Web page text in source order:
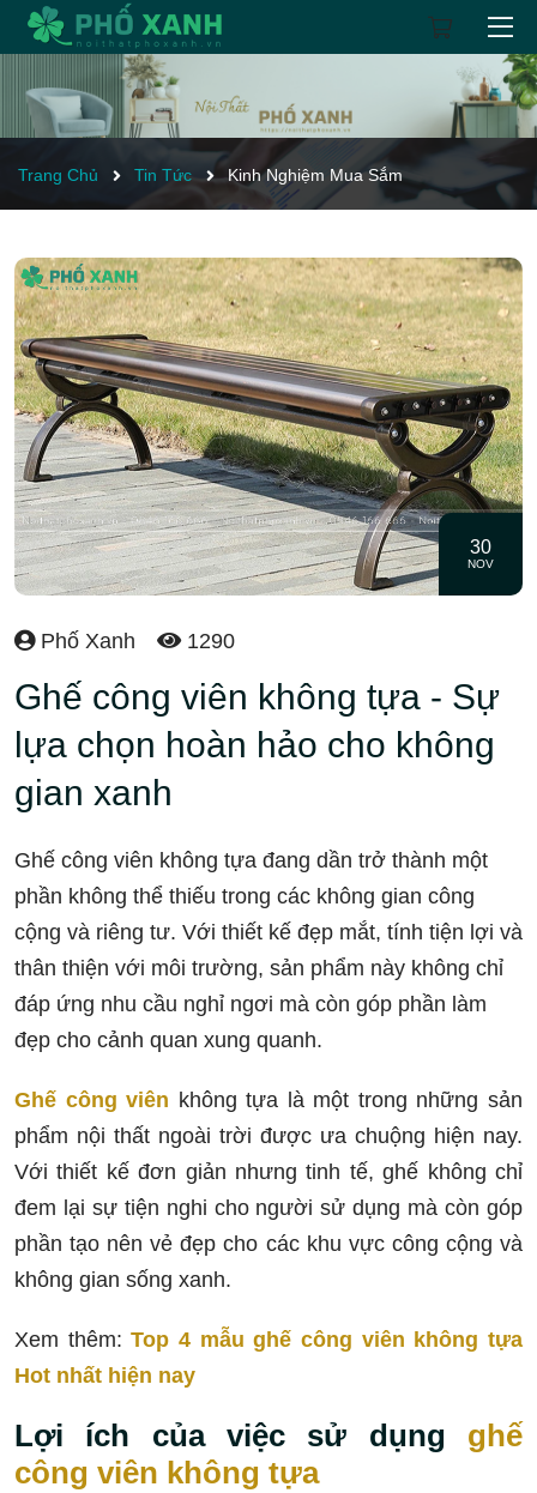
Trang Chủ Tin Tức Kinh Nghiệm Mua Sắm
30
NOV
Phố Xanh 1290
Ghế công viên không tựa - Sự
lựa chọn hoàn hảo cho không
gian xanh
Ghế công viên không tựa đang dần trở thành một
phần không thể thiếu trong các không gian công
cộng và riêng tư. Với thiết kế đẹp mắt, tính tiện lợi và
thân thiện với môi trường, sản phẩm này không chỉ
đáp ứng nhu cầu nghỉ ngơi mà còn góp phần làm
đẹp cho cảnh quan xung quanh.
Ghế công viên không tựa là một trong những sản
phẩm nội thất ngoài trời được ưa chuộng hiện nay.
Với thiết kế đơn giản nhưng tinh tế, ghế không chỉ
đem lại sự tiện nghi cho người sử dụng mà còn góp
phần tạo nên vẻ đẹp cho các khu vực công cộng và
không gian sống xanh.
Xem thêm:Top 4 mẫu ghế công viên không tựa
Hot nhất hiện nay
Lợi ích của việc sử dụng ghế
công viên không tựa